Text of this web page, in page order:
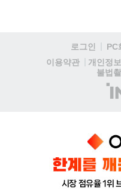
로그인 PC
이용약관
개인정
불법